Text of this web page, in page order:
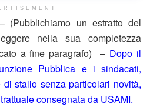
(Pubblichiamo un estratto del
nella sua completezza
a fine paragrafo) – Dopo il
Pubblica e i sindacati,
stallo senza particolari novità,
consegnata da USAMI.